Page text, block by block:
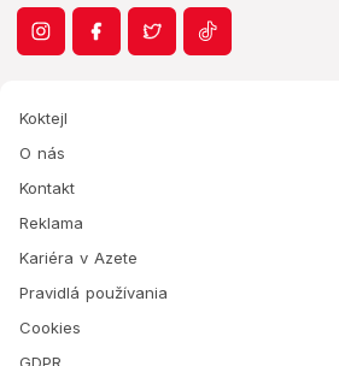
Koktejl
O nás
Kontakt
Reklama
Kariéra v Azete
Pravidlá používania
Cookies
GDPR